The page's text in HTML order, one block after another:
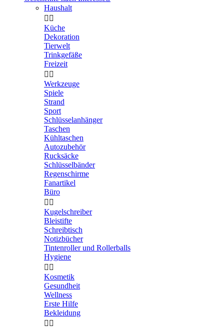
Haushalt
 
Küche
Dekoration
Tierwelt
Trinkgefäße
Freizeit
 
Werkzeuge
Spiele
Strand
Sport
Schlüsselanhänger
Taschen
Kühltaschen
Autozubehör
Rucksäcke
Schlüsselbänder
Regenschirme
Fanartikel
Büro
 
Kugelschreiber
Bleistifte
Schreibtisch
Notizbücher
Tintenroller und Rollerballs
Hygiene
 
Kosmetik
Gesundheit
Wellness
Erste Hilfe
Bekleidung
 